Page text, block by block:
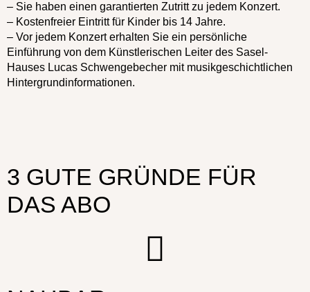
– Sie haben einen garantierten Zutritt zu jedem Konzert.
– Kostenfreier Eintritt für Kinder bis 14 Jahre.
– Vor jedem Konzert erhalten Sie ein persönliche
Einführung von dem Künstlerischen Leiter des Sasel-
Hauses Lucas Schwengebecher mit musikgeschichtlichen
Hintergrundinformationen.
3 GUTE GRÜNDE FÜR
DAS ABO